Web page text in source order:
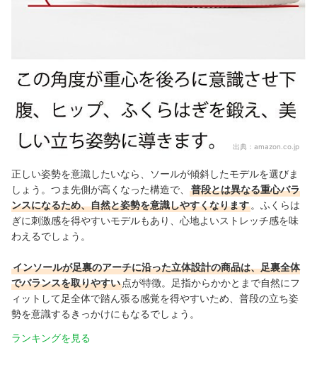
出典： amazon.co.jp
正しい姿勢を意識したいなら、ソールが傾斜したモデルを選びま
しょう。つま先側が高くなった構造で、
普段とは異なる重心バラ
ンスになるため、自然と姿勢を意識しやすくなります 。ふくらは
ぎに刺激感を得やすいモデルもあり、心地よいストレッチ感を味
わえるでしょう。
インソールが足裏のアーチに沿った立体設計の商品は、足裏全体
でバランスを取りやすい 点が特徴。足指からかかとまで自然にフ
ィットして足全体で踏ん張る感覚を得やすいため、普段の立ち姿
勢を意識するきっかけにもなるでしょう。
ランキングを見る